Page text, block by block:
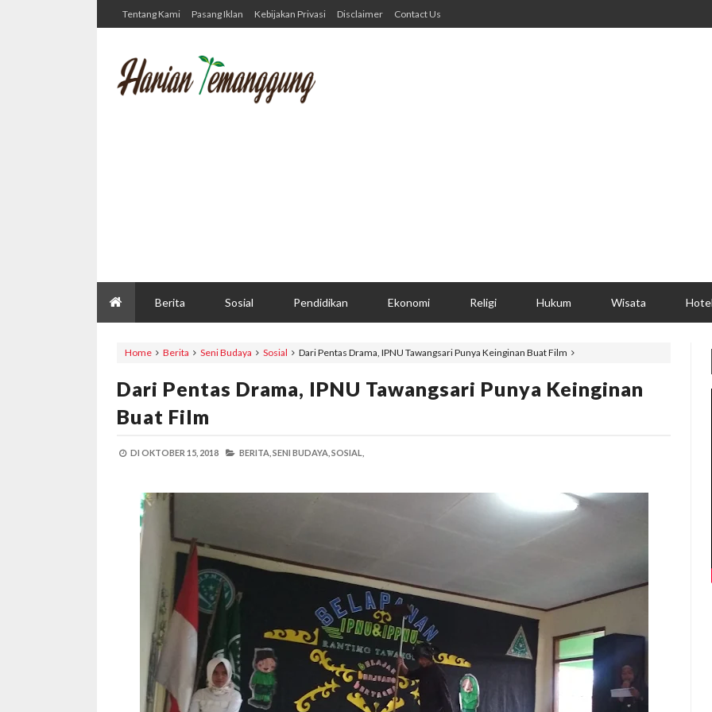
Tentang Kami Pasang Iklan Kebijakan Privasi Disclaimer Contact Us
Berita Sosial Pendidikan Ekonomi Religi Hukum Wisata Hotel
Home Berita Seni Budaya Sosial Dari Pentas Drama, IPNU Tawangsari Punya Keinginan Buat Film
Dari Pentas Drama, IPNU Tawangsari Punya Keinginan
Buat Film
DI OKTOBER 15, 2018 BERITA, SENI BUDAYA, SOSIAL,